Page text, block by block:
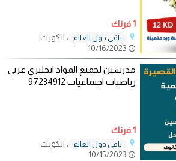
1 فرنك
باقي دول العالم
، الكويت
مدرسين لجميع المواد انجليزي عربي
رياضيات اجتماعيات 97234912
1 فرنك
باقي دول العالم
، الكويت